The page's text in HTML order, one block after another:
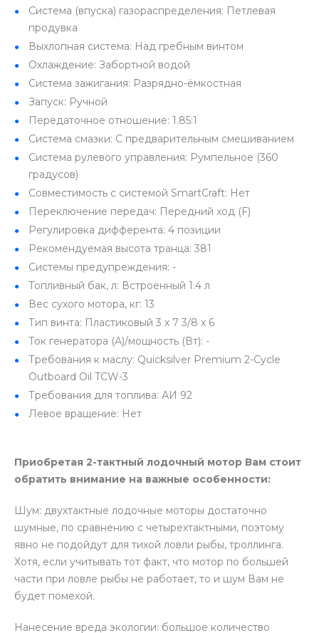
Система (впуска) газораспределения: Петлевая
продувка
Выхлопная система: Над гребным винтом
Охлаждение: Забортной водой
Система зажигания: Разрядно-ёмкостная
Запуск: Ручной
Передаточное отношение: 1.85:1
Система смазки: С предварительным смешиванием
Система рулевого управления: Румпельное (360
градусов)
Совместимость с системой SmartCraft: Нет
Переключение передач: Передний ход (F)
Регулировка дифферента: 4 позиции
Рекомендуемая высота транца: 381
Системы предупреждения: -
Топливный бак, л: Встроенный 1.4 л
Вес сухого мотора, кг: 13
Тип винта: Пластиковый 3 х 7 3/8 х 6
Ток генератора (А)/мощность (Вт): -
Требования к маслу: Quicksilver Premium 2-Cycle
Outboard Oil TCW-3
Требования для топлива: АИ 92
Левое вращение: Нет
Приобретая 2-тактный лодочный мотор Вам стоит
обратить внимание на важные особенности:
Шум: двухтактные лодочные моторы достаточно
шумные, по сравнению с четырехтактными, поэтому
явно не подойдут для тихой ловли рыбы, троллинга.
Хотя, если учитывать тот факт, что мотор по большей
части при ловле рыбы не работает, то и шум Вам не
будет помехой.
Нанесение вреда экологии: большое количество